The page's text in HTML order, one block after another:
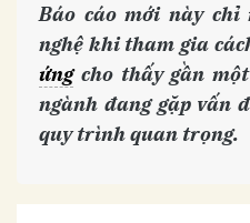
Báo cáo mới này chỉ
nghệ khi tham gia
ứngcho thấy gần
ngành đang gặp vấn
quy trình quan trọng.